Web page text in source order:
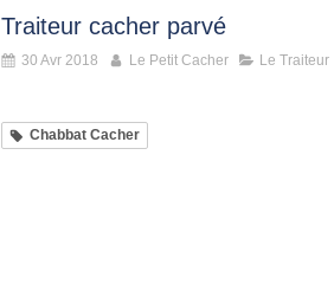
Traiteur cacher parvé
30 Avr 2018 Le Petit Cacher Le Traiteur
Chabbat Cacher